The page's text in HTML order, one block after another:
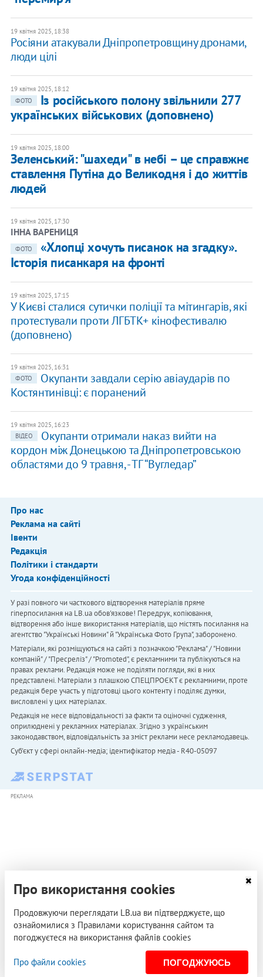
19 квітня 2025, 18:38
Росіяни атакували Дніпропетровщину дронами,
люди цілі
19 квітня 2025, 18:12
ФОТО
Із російського полону звільнили 277
українських військових (доповнено)
19 квітня 2025, 18:00
Зеленський: "шахеди" в небі – це справжнє
ставлення Путіна до Великодня і до життів
людей
19 квітня 2025, 17:30
ІННА ВАРЕНИЦЯ
ФОТО
«Хлопці хочуть писанок на згадку».
Історія писанкаря на фронті
19 квітня 2025, 17:15
У Києві сталися сутички поліції та мітингарів, які
протестували проти ЛГБТК+ кінофестивалю
(доповнено)
19 квітня 2025, 16:31
ФОТО
Окупанти завдали серію авіаударів по
Костянтинівці: є поранений
19 квітня 2025, 16:23
ВІДЕО
Окупанти отримали наказ вийти на
кордон між Донецькою та Дніпропетровською
областями до 9 травня, - ТГ “Вугледар”
Про нас
Реклама на сайті
Івенти
Редакція
Політики і стандарти
Угода конфіденційності
У разі повного чи часткового відтворення матеріалів пряме
гіперпосилання на LB.ua обов'язкове! Передрук, копіювання,
відтворення або інше використання матеріалів, що містять посилання на
агентство "Українськi Новини" й "Українська Фото Група", заборонено.
Матеріали, які розміщуються на сайті з позначкою "Реклама" / "Новини
компаній" / "Пресреліз" / "Promoted", є рекламними та публікуються на
правах реклами. Редакція може не поділяти погляди, які в них
представлені. Матеріали з плашкою СПЕЦПРОЄКТ є рекламними, проте
редакція бере участь у підготовці цього контенту і поділяє думки,
висловлені у цих матеріалах.
Редакція не несе відповідальності за факти та оціночні судження,
оприлюднені у рекламних матеріалах. Згідно з українським
законодавством, відповідальність за зміст реклами несе рекламодавець.
Cуб'єкт у сфері онлайн-медіа; ідентифікатор медіа - R40-05097
РЕКЛАМА
Про використання cookies
Продовжуючи переглядати LB.ua ви підтверджуєте, що
ознайомилися з Правилами користування сайтом та
погоджуєтеся на використання файлів cookies
Про файли cookies ПОГОДЖУЮСЬ